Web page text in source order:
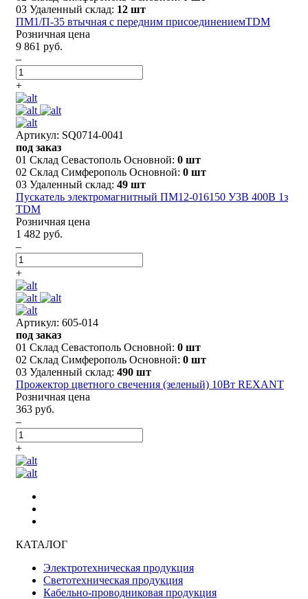
03 Удаленный склад: 12 шт
ПМ1/П-35 втычная с передним присоединениемTDM
Розничная цена
9 861 руб.
–
+
Артикул: SQ0714-0041
под заказ
01 Склад Севастополь Основной: 0 шт
02 Склад Симферополь Основной: 0 шт
03 Удаленный склад: 49 шт
Пускатель электромагнитный ПМ12-016150 У3В 400В 1з
TDM
Розничная цена
1 482 руб.
–
+
Артикул: 605-014
под заказ
01 Склад Севастополь Основной: 0 шт
02 Склад Симферополь Основной: 0 шт
03 Удаленный склад: 490 шт
Прожектор цветного свечения (зеленый) 10Вт REXANT
Розничная цена
363 руб.
–
+
КАТАЛОГ
Электротехническая продукция
Светотехническая продукция
Кабельно-проводниковая продукция